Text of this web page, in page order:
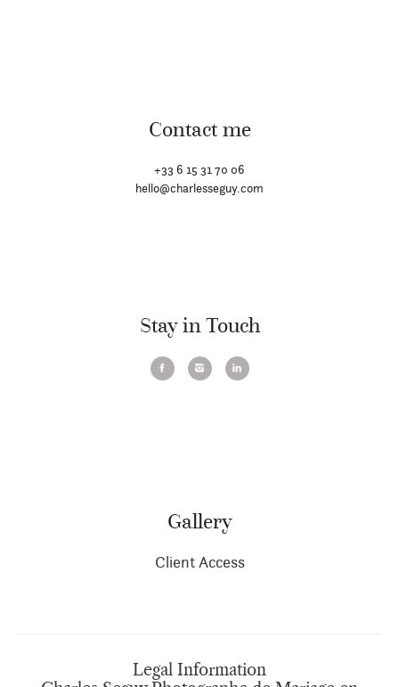
Contact me
+33 6 15 31 70 06
hello@charlesseguy.com
Stay in Touch
Gallery
Client Access
Legal Information